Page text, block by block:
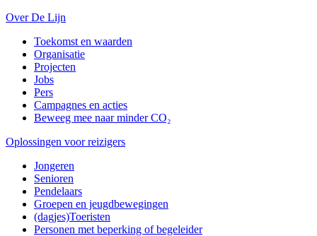
Over De Lijn
Toekomst en waarden
Organisatie
Projecten
Jobs
Pers
Campagnes en acties
Beweeg mee naar minder CO₂
Oplossingen voor reizigers
Jongeren
Senioren
Pendelaars
Groepen en jeugdbewegingen
(dagjes)Toeristen
Personen met beperking of begeleider